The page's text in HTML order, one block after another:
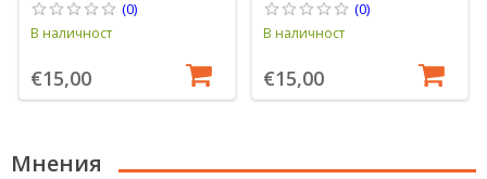
(0)
В наличност
€15,00
(0)
В наличност
€15,00
Мнения